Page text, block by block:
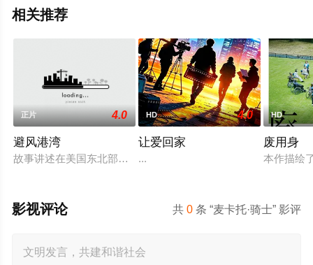
相关推荐
正片 4.0
避风港湾
故事讲述在美国东北部一个小镇的农场，一个怀抱音乐理想的
HD 4.0
让爱回家
...
HD
废用身
本作描绘
共0 条 “麦卡托·骑士” 影评
影视评论